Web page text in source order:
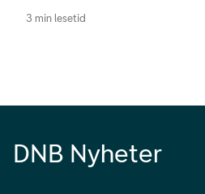
3 min lesetid
DNB Nyheter